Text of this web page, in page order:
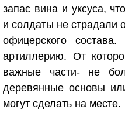
запас вина и уксуса,
и солдаты не страдали
офицерского
артиллерию. От
важные части- не
деревянные основы
могут сделать на месте.